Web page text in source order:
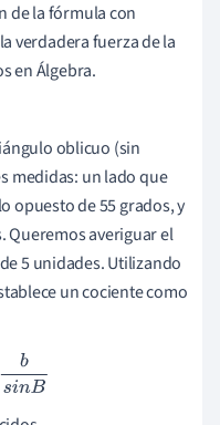
de la fórmula con
verdadera fuerza de la
en Álgebra.
oblicuo (sin
medidas: un lado que
opuesto de 55 grados, y
Queremos averiguar el
5 unidades. Utilizando
un cociente como
sinB